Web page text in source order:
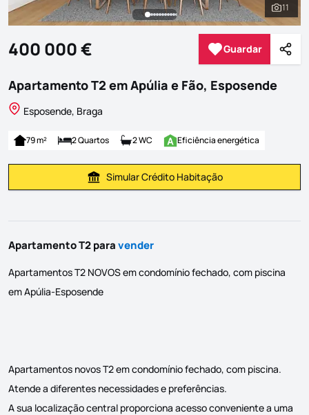
Ver
11
400 000 € Guardar
Guardar
Apartamento T2 em Apúlia e Fão, Esposende
Esposende, Braga
79 m² 2 Quartos 2 WC Eficiência energética
Simular Prestação
Simular Crédito Habitação
Apartamento T2 paravender
Apartamentos T2 NOVOS em condomínio fechado, com piscina
em Apúlia-Esposende
Apartamentos novos T2 em condomínio fechado, com piscina.
Atende a diferentes necessidades e preferências.
A sua localização central proporciona acesso conveniente a uma